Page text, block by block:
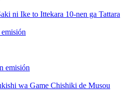
ni Ike to Ittekara 10-nen ga Tattara
emisión